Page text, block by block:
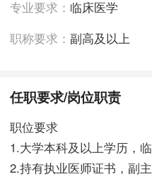
专业要求： 临床医学
职称要求：副高及以上
任职要求/岗位职责
职位要求
1.大学本科及以上学历，临
2.持有执业医师证书，副